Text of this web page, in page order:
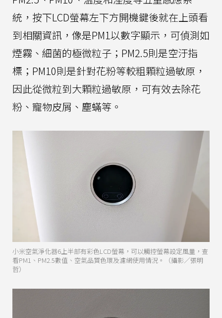
統，按下LCD螢幕左下方開機鍵後就在上頭看
到相關資訊，像是PM1以數字顯示，可偵測如
煙霧、細菌的極微粒子；PM2.5則是空汙指
標；PM10則是針對花粉等較粗顆粒過敏原，
因此從微粒到大顆粒過敏原，可有效去除花
粉、寵物皮屑、塵蟎等。
小米空氣淨化器6上半部有彩色LCD螢幕，可以觸控螢幕設定風量，查
看PM1、PM2.5數值、空氣品質色環及濾網使用情況。（攝影／張明
哲）